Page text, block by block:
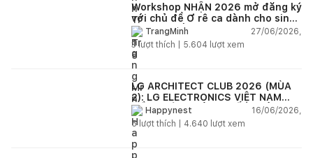
Workshop NHẬN 2026 mở đăng ký
với chủ đề Ơ rê ca dành cho sinh
viên và kiến trúc sư trẻ Việt Nam
TrangMinh
27/06/2026,
3lượt thích | 5.604 lượt xem
LG ARCHITECT CLUB 2026 (MÙA
2): LG ELECTRONICS VIỆT NAM
ĐỒNG HÀNH CÙNG KIẾN TRÚC SƯ
KIẾN TẠO KHÔNG GIAN SỐNG HIỆN
ĐẠI
Happynest
16/06/2026,
5lượt thích | 4.640 lượt xem